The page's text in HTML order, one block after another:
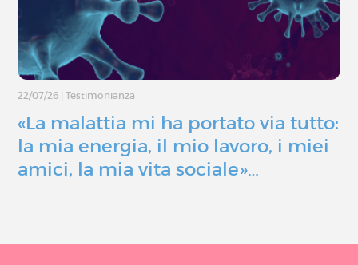
22/07/26 Testimonianza
«La malattia mi ha portato via tutto:
la mia energia, il mio lavoro, i miei
amici, la mia vita sociale»…